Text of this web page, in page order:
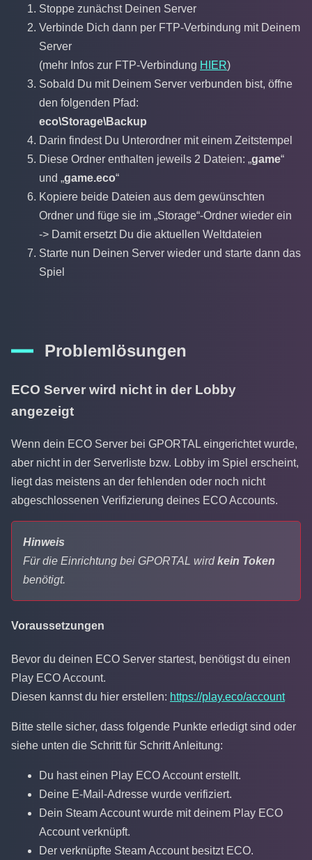
Stoppe zunächst Deinen Server
Verbinde Dich dann per FTP-Verbindung mit Deinem
Server
(mehr Infos zur FTP-Verbindung HIER)
Sobald Du mit Deinem Server verbunden bist, öffne
den folgenden Pfad:
eco\Storage\Backup
Darin findest Du Unterordner mit einem Zeitstempel
Diese Ordner enthalten jeweils 2 Dateien: „game“
und „game.eco“
Kopiere beide Dateien aus dem gewünschten
Ordner und füge sie im „Storage“-Ordner wieder ein
-> Damit ersetzt Du die aktuellen Weltdateien
Starte nun Deinen Server wieder und starte dann das
Spiel
Problemlösungen
ECO Server wird nicht in der Lobby
angezeigt
Wenn dein ECO Server bei GPORTAL eingerichtet wurde,
aber nicht in der Serverliste bzw. Lobby im Spiel erscheint,
liegt das meistens an der fehlenden oder noch nicht
abgeschlossenen Verifizierung deines ECO Accounts.
Hinweis
Für die Einrichtung bei GPORTAL wirdkein Token
benötigt.
Voraussetzungen
Bevor du deinen ECO Server startest, benötigst du einen
Play ECO Account.
Diesen kannst du hier erstellen: https://play.eco/account
Bitte stelle sicher, dass folgende Punkte erledigt sind oder
siehe unten die Schritt für Schritt Anleitung:
Du hast einen Play ECO Account erstellt.
Deine E-Mail-Adresse wurde verifiziert.
Dein Steam Account wurde mit deinem Play ECO
Account verknüpft.
Der verknüpfte Steam Account besitzt ECO.